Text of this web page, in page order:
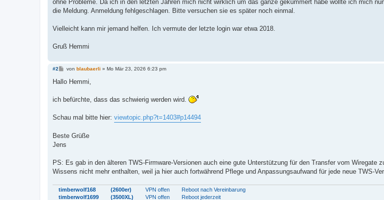
ohne Probleme. Da ich in den letzten Jahren mich nicht wirklich um das ganze gekümmert habe wollte ich mich
die Meldung. Anmeldung fehlgeschlagen. Bitte versuchen sie es später noch einmal.
Vielleicht kann mir jemand helfen. Ich vermute der letzte login war etwa 2018.
Gruß Hemmi
#2
B
i
a
von blaubaerli » Mo Mär 23, 2026 6:23 pm
Hallo Hemmi,
ich befürchte, dass das schwierig werden wird.
Schau mal bitte hier: viewtopic.php?t=1403#p14494
Beste Grüße
Jens
PS: Es gab in den älteren TWS-Firmware-Versionen auch eine gute Unterstützung für den Transfer vom Wiregate
Wissens nicht mehr enthalten, weil ja hier auch fortwährend Pflege und Anpassungsaufwand für jede neue TWS-
timberwolf168 (2600er) VPN offen
Reboot nach Vereinbarung
timberwolf1699
(3500XL) VPN offen Reboot jederzeit